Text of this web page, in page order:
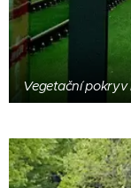
Vegetační